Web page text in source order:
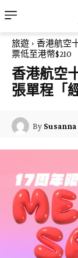
旅遊
香港航空
票低至港幣$210
香港航空
張單程「
By Susanna